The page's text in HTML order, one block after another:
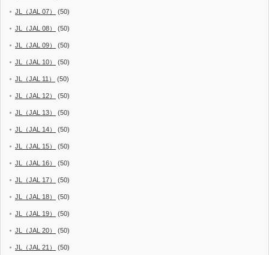
JL（JAL 07） (50)
JL（JAL 08） (50)
JL（JAL 09） (50)
JL（JAL 10） (50)
JL（JAL 11） (50)
JL（JAL 12） (50)
JL（JAL 13） (50)
JL（JAL 14） (50)
JL（JAL 15） (50)
JL（JAL 16） (50)
JL（JAL 17） (50)
JL（JAL 18） (50)
JL（JAL 19） (50)
JL（JAL 20） (50)
JL（JAL 21） (50)